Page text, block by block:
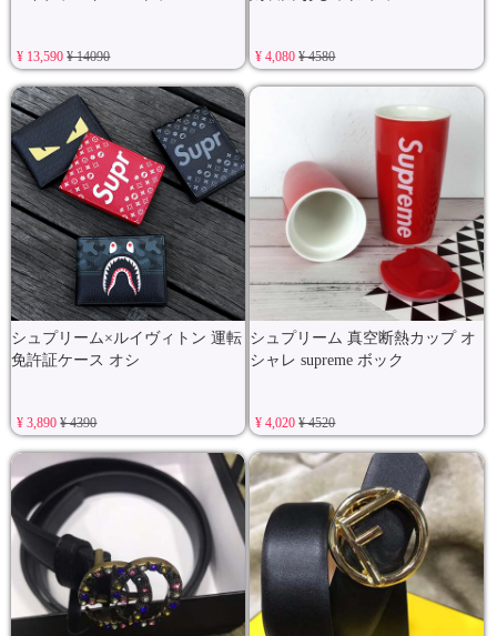
¥ 13,590¥ 14090 ¥ 4,080¥ 4580
シュプリーム×ルイヴィトン 運転
免許証ケース オシ
¥ 3,890¥ 4390
シュプリーム 真空断熱カップ オ
シャレ supreme ボック
¥ 4,020¥ 4520